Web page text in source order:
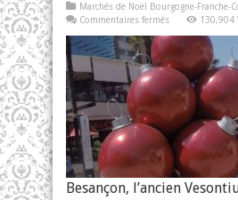
Marchés de Noël Bourgogne-Franche-
Commentaires fermés
de
Besançon
130,904
Besançon, l’ancien